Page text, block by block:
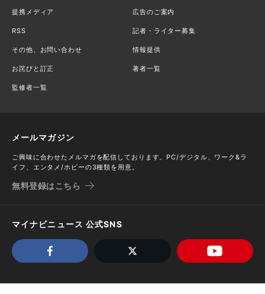
提携メディア 広告のご案内
RSS 記者・ライター募集
その他、お問い合わせ 情報提供
お詫びと訂正 著者一覧
監修者一覧
メールマガジン
ご興味に合わせたメルマガを配信しております。PC/デジタル、ワーク&ラ
イフ、エンタメ/ホビーの3種類を用意。
無料登録はこちら
マイナビニュース 公式SNS